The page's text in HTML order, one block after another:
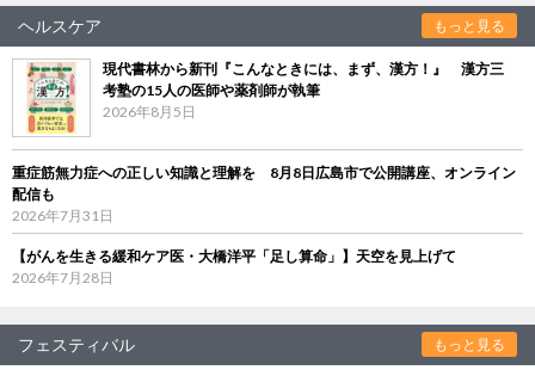
ヘルスケア もっと見る
現代書林から新刊『こんなときには、まず、漢方！』 漢方三
考塾の15人の医師や薬剤師が執筆
2026年8月5日
重症筋無力症への正しい知識と理解を 8月8日広島市で公開講座、オンライン
配信も
2026年7月31日
【がんを生きる緩和ケア医・大橋洋平「足し算命」】天空を見上げて
2026年7月28日
フェスティバル もっと見る